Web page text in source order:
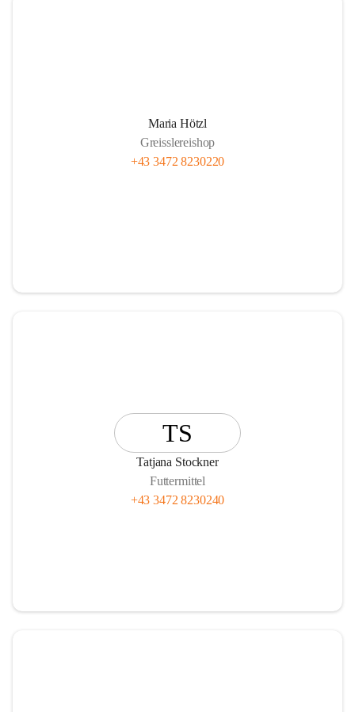
Maria Hötzl
Greisslereishop
+43 3472 8230220
TS
Tatjana Stockner
Futtermittel
+43 3472 8230240